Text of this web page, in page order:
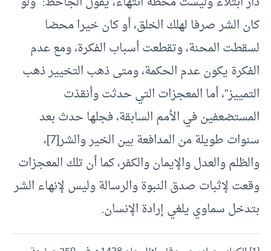
كان الشر صرفا لهلك الخلق، أو كان خيرا محضا
لسقطت المحنة، وتقطعت أسباب الفكرة، ومع عدم
الفكرة يكون عدم الحكمة، ومتى ذهب التخيير ذهب
التمييز”، أما المعجزات التي حدثت وأنقذت
المستضعفين في الأمم السابقة، فجلها حدث بعد
سنوات طويلة من المدافعة بين الخير والشر[7] ،
والظلم والعدل والإيمان والكفر، كما أن تلك المعجزات
وقعت لإثبات صدق النبوة والرسالة وليس لإنهاء الشر
بتدخل سماوي يلغي إرادة الإنسان.